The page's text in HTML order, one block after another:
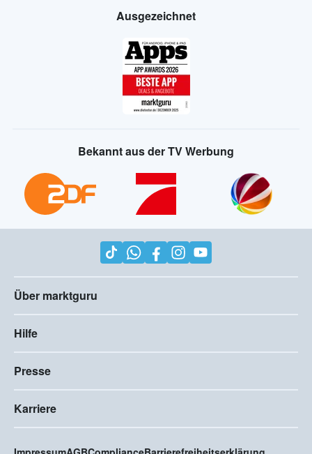
Ausgezeichnet
Bekannt aus der TV Werbung
Über marktguru
Hilfe
Presse
Karriere